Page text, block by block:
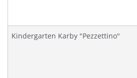
Kindergarten Karby "Pezzettino"